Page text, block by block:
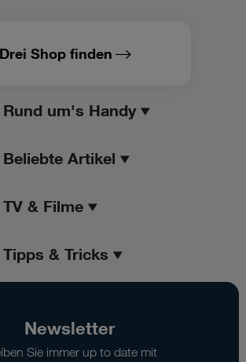
Drei Shop finden
Rund um's Handy
Beliebte Artikel
TV & Filme
Tipps & Tricks
Newsletter
Sie immer up to date mit